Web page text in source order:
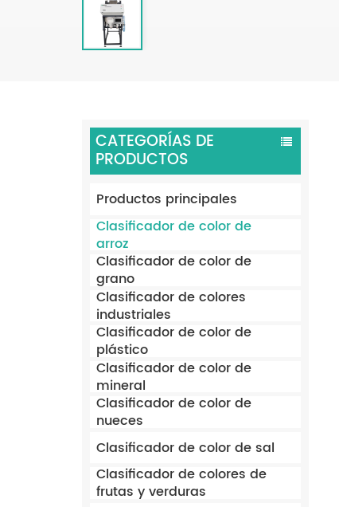
CATEGORÍAS DE
PRODUCTOS
Productos principales
Clasificador de color de
arroz
Clasificador de color de
grano
Clasificador de colores
industriales
Clasificador de color de
plástico
Clasificador de color de
mineral
Clasificador de color de
nueces
Clasificador de color de sal
Clasificador de colores de
frutas y verduras